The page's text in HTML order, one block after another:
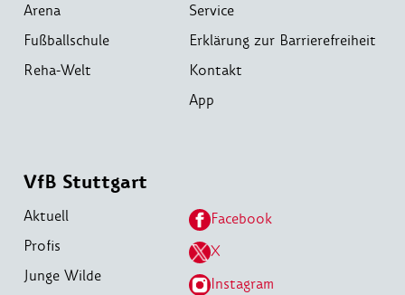
Arena
Fußballschule
Reha-Welt
Service
Erklärung zur Barrierefreiheit
Kontakt
App
VfB Stuttgart
Aktuell
Profis
Junge Wilde
Facebook
X
Instagram